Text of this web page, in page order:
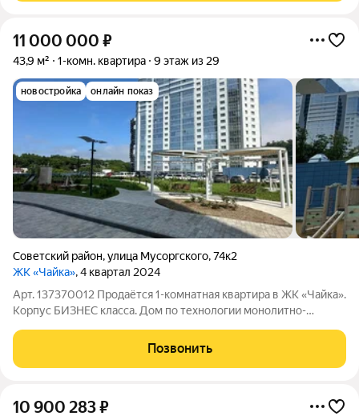
11 000 000 ₽
43,9 м² 1-комн. квартира 9 этаж из 29
новостройка онлайн показ
Советский район,улица Мусоргского,74к2
ЖК «Чайка», 4 квартал 2024
Арт. 137370012 Продаётся 1-комнатная квартира в ЖК «Чайка».
Корпус БИЗНЕС класса. Дом по технологии монолитно-
Чайка» - близость к морю и своя экосистема. Фитнес центр с
Позвонить
10 900 283₽